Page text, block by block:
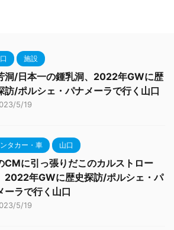
施設
洞/日本一の鍾乳洞、2022年GWに歴
訪/ポルシェ・パナメーラで行く山口
5/19
タカー・車 山口
CMに引っ張りだこのカルストロー
2022年GWに歴史探訪/ポルシェ・パ
ーラで行く山口
5/19